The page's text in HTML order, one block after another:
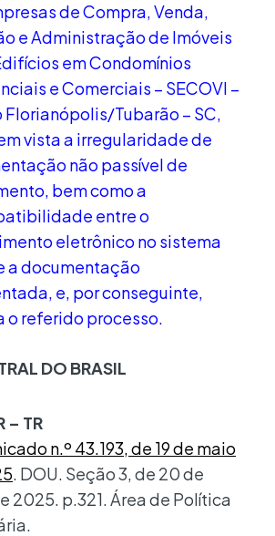
de Compra, Venda,
e Administração de Imóveis
em Condomínios
e Comerciais – SECOVI –
Florianópolis/Tubarão – SC,
vista a irregularidade de
não passível de
bem como a
entre o
eletrônico no sistema
a documentação
e, por conseguinte,
o referido processo.
DO BRASIL
– TR
n.º 43.193, de 19 de maio
. DOU. Seção 3, de 20 de
2025. p.321. Área de Política